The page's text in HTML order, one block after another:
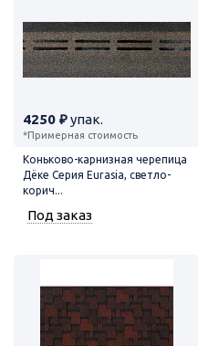
4250 ₽упак.
*Примерная стоимость
Коньково-карнизная черепица
Дёке Серия Eurasia, светло-
корич...
Под заказ